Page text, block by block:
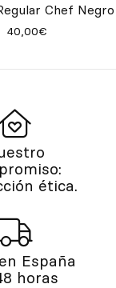
Chef Negro
40,00€
ética.
España
horas